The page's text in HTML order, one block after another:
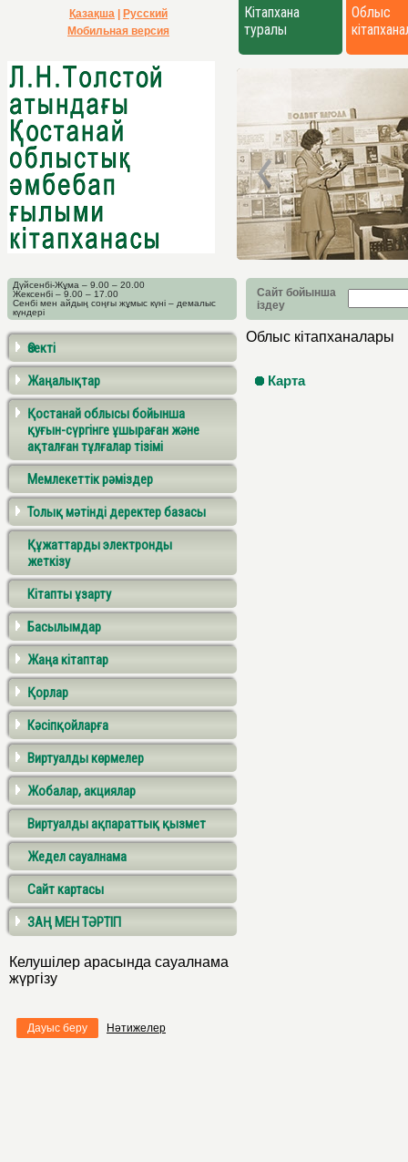
Қазақша
Русский
Мобильная версия
Кітапхана
туралы
Облыс
Дүйсенбі-Жұма – 9.00 – 20.00
Жексенбі – 9.00 – 17.00
Сенбі мен айдың соңғы жұмыс күні – демалыс
күндері
Сайт бойынша
іздеу
Өзекті
Жаңалықтар
Қостанай облысы бойынша
қуғын-сүргінге ұшыраған және
ақталған тұлғалар тізімі
Мемлекеттік рәміздер
Толық мәтінді деректер базасы
Құжаттарды электронды
жеткізу
Кітапты ұзарту
Басылымдар
Жаңа кітаптар
Қорлар
Кәсіпқойларға
Виртуалды көрмелер
Жобалар, акциялар
Виртуалды ақпараттық қызмет
Жедел сауалнама
Сайт картасы
ЗАҢ МЕН ТӘРТІП
Келушілер арасында сауалнама
жүргізу
Дауыс беру Нәтижелер
Облыс кітапханалары
Карта